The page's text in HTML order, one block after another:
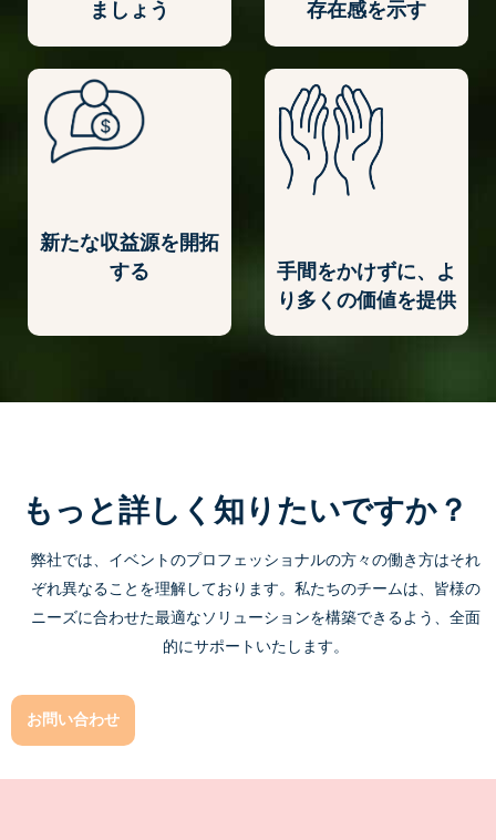
ましょう 存在感を示す
新たな収益源を開拓
する
手間をかけずに、よ
り多くの価値を提供
もっと詳しく知りたいですか？
弊社では、イベントのプロフェッショナルの方々の働き方はそれ
ぞれ異なることを理解しております。私たちのチームは、皆様の
ニーズに合わせた最適なソリューションを構築できるよう、全面
的にサポートいたします。
お問い合わせ